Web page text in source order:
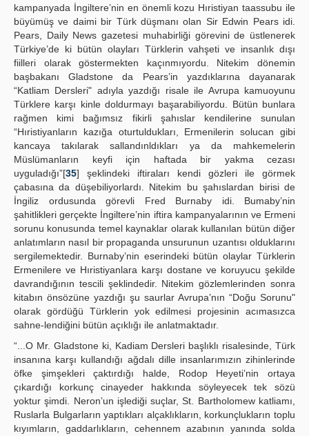
kampanyada İngiltere’nin en önemli kozu Hıristiyan taassubu ile
büyümüş ve daimi bir Türk düşmanı olan Sir Edwin Pears idi.
Pears, Daily News gazetesi muhabirliği görevini de üstlenerek
Türkiye’de ki bütün olayları Türklerin vahşeti ve insanlık dışı
fiilleri olarak göstermekten kaçınmıyordu. Nitekim dönemin
başbakanı Gladstone da Pears’in yazdıklarına dayanarak
“Katliam Dersleri" adıyla yazdığı risale ile Avrupa kamuoyunu
Türklere karşı kinle doldurmayı başarabiliyordu. Bütün bunlara
rağmen kimi bağımsız fikirli şahıslar kendilerine sunulan
“Hıristiyanların kazığa oturtuldukları, Ermenilerin solucan gibi
kancaya takılarak sallandınldıkları ya da mahkemelerin
Müslümanların keyfi için haftada bir yakma cezası
uyguladığı”[35] şeklindeki iftiraları kendi gözleri ile görmek
çabasına da düşebiliyorlardı. Nitekim bu şahıslardan birisi de
İngiliz ordusunda görevli Fred Burnaby idi. Bumaby’nin
şahitlikleri gerçekte İngiltere’nin iftira kampanyalarının ve Ermeni
sorunu konusunda temel kaynaklar olarak kullanılan bütün diğer
anlatımların nasıl bir propaganda unsurunun uzantısı olduklarını
sergilemektedir. Burnaby’nin eserindeki bütün olaylar Türklerin
Ermenilere ve Hıristiyanlara karşı dostane ve koruyucu şekilde
davrandığının tescili şeklindedir. Nitekim gözlemlerinden sonra
kitabın önsözüne yazdığı şu saurlar Avrupa’nın “Doğu Sorunu"
olarak gördüğü Türklerin yok edilmesi projesinin acımasızca
sahne-lendiğini bütün açıklığı ile anlatmaktadır.
“...O Mr. Gladstone ki, Kadiam Dersleri başlıklı risalesinde, Türk
insanına karşı kullandığı ağdalı dille insanlarımızın zihinlerinde
öfke şimşekleri çaktırdığı halde, Rodop Heyeti’nin ortaya
çıkardığı korkunç cinayeder hakkında söyleyecek tek sözü
yoktur şimdi. Neron’un işlediği suçlar, St. Bartholomew katliamı,
Ruslarla Bulgarların yaptıkları alçaklıkların, korkunçlukların toplu
kıyımların, gaddarlıkların, cehennem azabının yanında solda